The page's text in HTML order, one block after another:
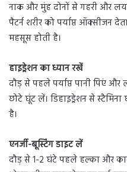
नाक और मुंह दोनों से गहरी और
पैटर्न शरीर को पर्याप्त
महसूस होती है।
हाइड्रेशन का ध्यान रखें
दौड़ से पहले पर्याप्त पानी पिएं
छोटे घूंट लें। डिहाइड्रेशन से
है।
एनर्जी-बूस्टिंग डाइट लें
दौड़ से 1-2 घंटे पहले हल्का और